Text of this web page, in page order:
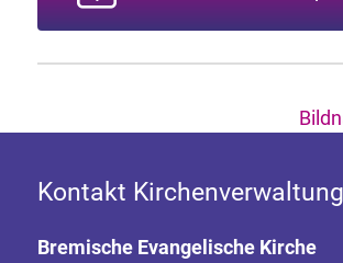
Kontakt Kirchenverwaltung
Bremische Evangelische Kirche